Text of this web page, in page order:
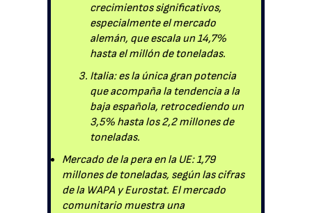
crecimientos significativos,
especialmente el mercado
alemán, que escala un 14,7%
hasta el millón de toneladas.
Italia: es la única gran potencia
que acompaña la tendencia a la
baja española, retrocediendo un
3,5% hasta los 2,2 millones de
toneladas.
Mercado de la pera en la UE: 1,79
millones de toneladas, según las cifras
de la WAPA y Eurostat. El mercado
comunitario muestra una